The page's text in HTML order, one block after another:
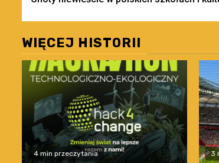
wpisy
WIĘCEJ HISTORII
4 min przeczytania 3